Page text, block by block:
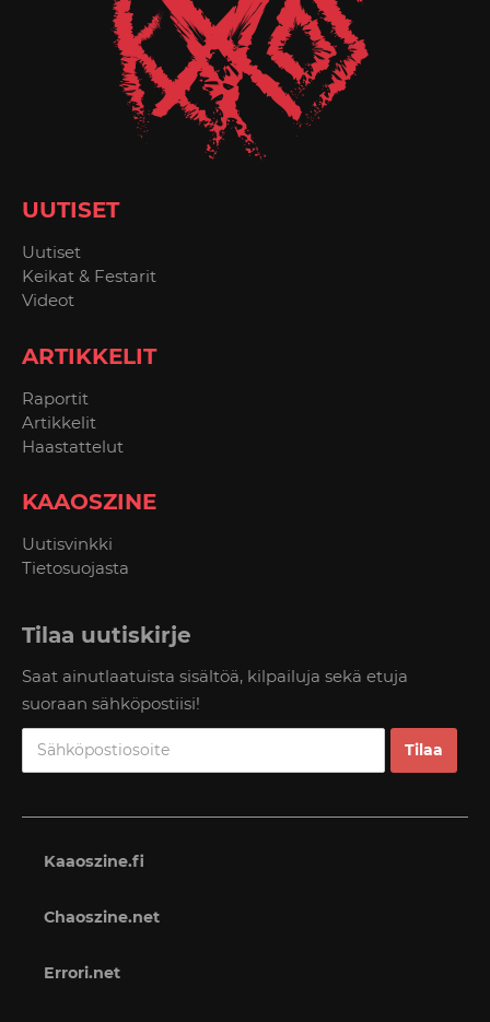
UUTISET
Uutiset
Keikat & Festarit
Videot
ARTIKKELIT
Raportit
Artikkelit
Haastattelut
KAAOSZINE
Uutisvinkki
Tietosuojasta
Tilaa uutiskirje
Saat ainutlaatuista sisältöä, kilpailuja sekä etuja
suoraan sähköpostiisi!
Kaaoszine.fi
Chaoszine.net
Errori.net